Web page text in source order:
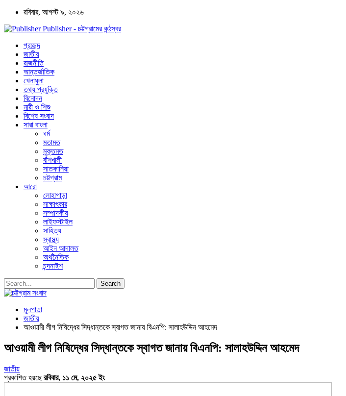
রবিবার, আগস্ট ৯, ২০২৬
Publisher - চট্টগ্রামের কন্ঠস্বর
প্রচ্ছদ
জাতীয়
রাজনীতি
আন্তর্জাতিক
খেলাধুলা
তথ্য প্রযুক্তি
বিনোদন
নারী ও শিশু
বিশেষ সংবাদ
সারা বাংলা
ধর্ম
মতামত
মুক্তমত
বাঁশখালী
সাতকানিয়া
চট্টগ্রাম
আরো
লোহাগাড়া
সাক্ষাৎকার
সম্পাদকীয়
লাইফস্টাইল
সাহিত্য
স্বাস্থ্য
আইন আদালত
অর্থনৈতিক
চন্দনাইশ
মূলপাতা
জাতীয়
আওয়ামী লীগ নিষিদ্ধের সিদ্ধান্তকে স্বাগত জানায় বিএনপি: সালাহউদ্দিন আহমেদ
আওয়ামী লীগ নিষিদ্ধের সিদ্ধান্তকে স্বাগত জানায় বিএনপি: সালাহউদ্দিন আহমেদ
জাতীয়
প্রকাশিত হয়ছেরবিবার, ১১ মে, ২০২৫ ইং